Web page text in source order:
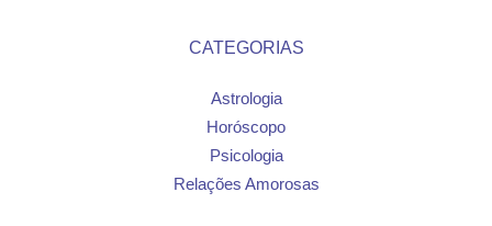
CATEGORIAS
Astrologia
Horóscopo
Psicologia
Relações Amorosas